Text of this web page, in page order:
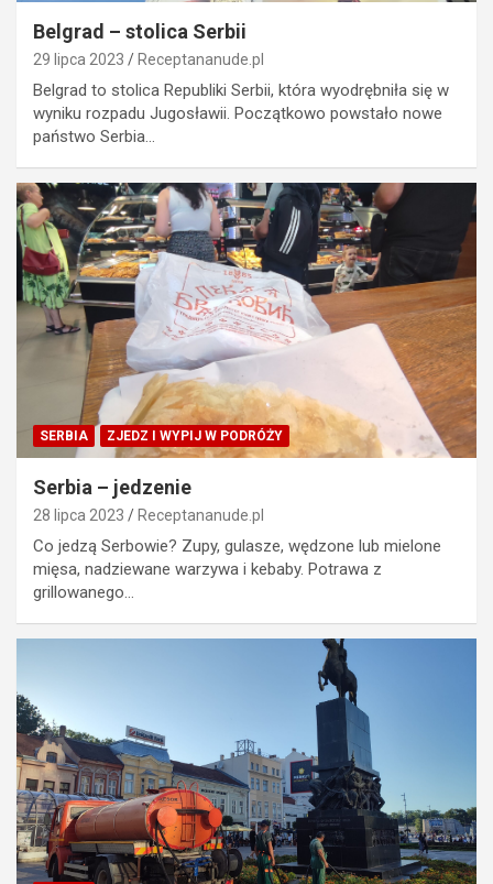
Belgrad – stolica Serbii
29 lipca 2023 Receptananude.pl
Belgrad to stolica Republiki Serbii, która wyodrębniła się w
wyniku rozpadu Jugosławii. Początkowo powstało nowe
państwo Serbia…
SERBIA ZJEDZ I WYPIJ W PODRÓŻY
Serbia – jedzenie
28 lipca 2023 Receptananude.pl
Co jedzą Serbowie? Zupy, gulasze, wędzone lub mielone
mięsa, nadziewane warzywa i kebaby. Potrawa z
grillowanego…